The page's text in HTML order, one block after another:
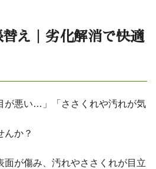
え｜劣化解消で快適
が悪い…」「ささくれや汚れが気
んか？
面が傷み、汚れやささくれが目立